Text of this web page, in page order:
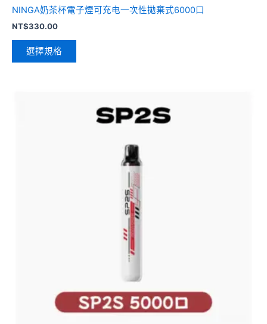
NINGA奶茶杯電子煙可充电一次性拋棄式6000口
NT$330.00
選擇規格